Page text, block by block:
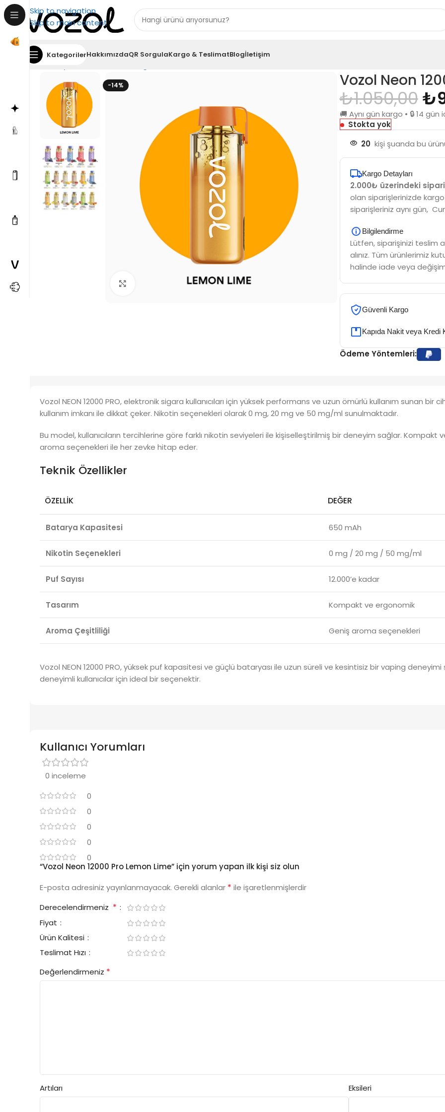
Skip to navigation
Skip to main content
KategorilerHakkımızdaQR SorgulaKargo & TeslimatBlogİletişim
Ana Sayfa
-14%
Büyütmek için tıkla
Vozol Neon
₺1.050,00₺
🚚 Aynı gün kargo • 🔒 14
Stokta yok
20 kişi şuanda bu
Kargo Detayları
2.000₺ üzerindeki
olan siparişlerinizde
siparişleriniz aynı gün,
Bilgilendirme
Lütfen, siparişinizi teslim
alınız. Tüm ürünlerimiz
halinde iade veya
Güvenli Kargo
Kapıda Nakit veya Kredi
Ödeme Yöntemleri:
Vozol NEON 12000 PRO, elektronik sigara kullanıcıları için yüksek performans ve uzun ömürlü kullanım sunan
kullanım imkanı ile dikkat çeker. Nikotin seçenekleri olarak 0 mg, 20 mg ve 50 mg/ml sunulmaktadır.
Bu model, kullanıcıların tercihlerine göre farklı nikotin seviyeleri ile kişiselleştirilmiş bir deneyim sağlar. Kompakt
aroma seçenekleri ile her zevke hitap eder.
Teknik Özellikler
ÖZELLIK DEĞER
Batarya Kapasitesi 650 mAh
Nikotin Seçenekleri 0 mg / 20 mg / 50 mg/ml
Puf Sayısı 12.000’e kadar
Tasarım Kompakt ve ergonomik
Aroma Çeşitliliği Geniş aroma seçenekleri
Vozol NEON 12000 PRO, yüksek puf kapasitesi ve güçlü bataryası ile uzun süreli ve kesintisiz bir vaping
deneyimli kullanıcılar için ideal bir seçenektir.
Kullanıcı Yorumları
0 inceleme
0
0
0
0
0
“Vozol Neon 12000 Pro Lemon Lime” için yorum yapan ilk kişi siz olun
E-posta adresiniz yayınlanmayacak. Gerekli alanlar * ile işaretlenmişlerdir
Derecelendirmeniz *
Fiyat
Ürün Kalitesi
Teslimat Hızı
Değerlendirmeniz *
Artıları Eksileri